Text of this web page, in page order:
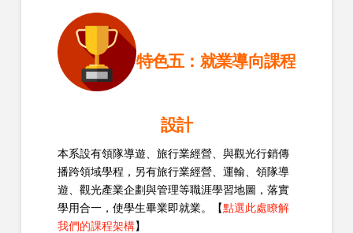
特色五：就業導向課程
設計
本系設有領隊導遊、旅行業經營、與觀光行銷傳
播跨領域學程，另有旅行業經營、運輸、領隊導
遊、觀光產業企劃與管理等職涯學習地圖，落實
學用合一，使學生畢業即就業。【點選此處瞭解
我們的課程架構】